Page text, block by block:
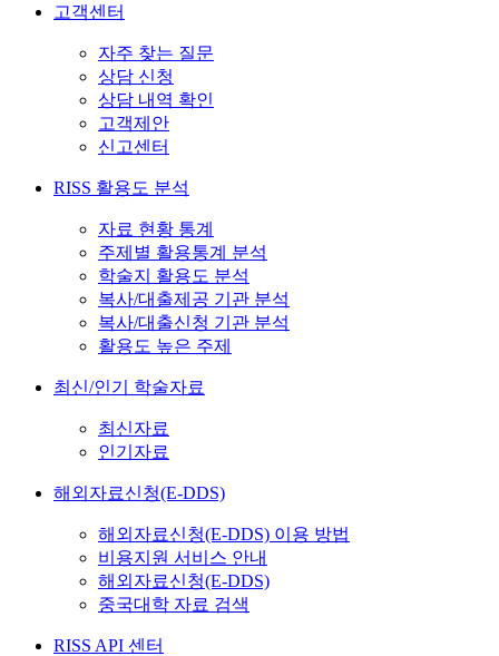
고객센터
자주 찾는 질문
상담 신청
상담 내역 확인
고객제안
신고센터
RISS 활용도 분석
자료 현황 통계
주제별 활용통계 분석
학술지 활용도 분석
복사/대출제공 기관 분석
복사/대출신청 기관 분석
활용도 높은 주제
최신/인기 학술자료
최신자료
인기자료
해외자료신청(E-DDS)
해외자료신청(E-DDS) 이용 방법
비용지원 서비스 안내
해외자료신청(E-DDS)
중국대학 자료 검색
RISS API 센터